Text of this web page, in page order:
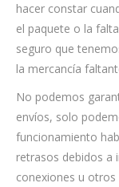
hacer constar
el paquete o la
seguro que
la mercancía
No podemos
envíos, solo
funcionamiento
retrasos debidos a
conexiones u